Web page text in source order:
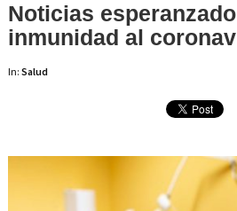
Noticias
inmunidad al
In: Salud